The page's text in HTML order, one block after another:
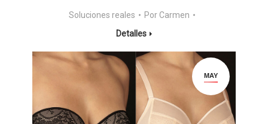
Soluciones reales Por Carmen
Detalles
MAY